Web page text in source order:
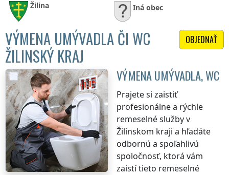
Žilina Iná obec
OBJEDNAŤ
VÝMENA UMÝVADLA ČI WC
ŽILINSKÝ KRAJ
VÝMENA UMÝVADLA, WC
Prajete si zaistiť
profesionálne a rýchle
remeselné službyv
Žilinskom kraji a hľadáte
odbornú a spoľahlivú
spoločnosť, ktorá vám
zaistí tieto remeselné